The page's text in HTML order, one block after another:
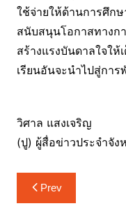
ใช้จ่ายให้ด้านการศึก
สนับสนุนโอกาสทางก
สร้างแรงบันดาลใจให้
เรียนอันจะนำไปสู่ก
วิศาล แสงเจริญ
(ปู) ผู้สื่อข่าวประจำจัง
แนะแนว
เรื่อง
Prev